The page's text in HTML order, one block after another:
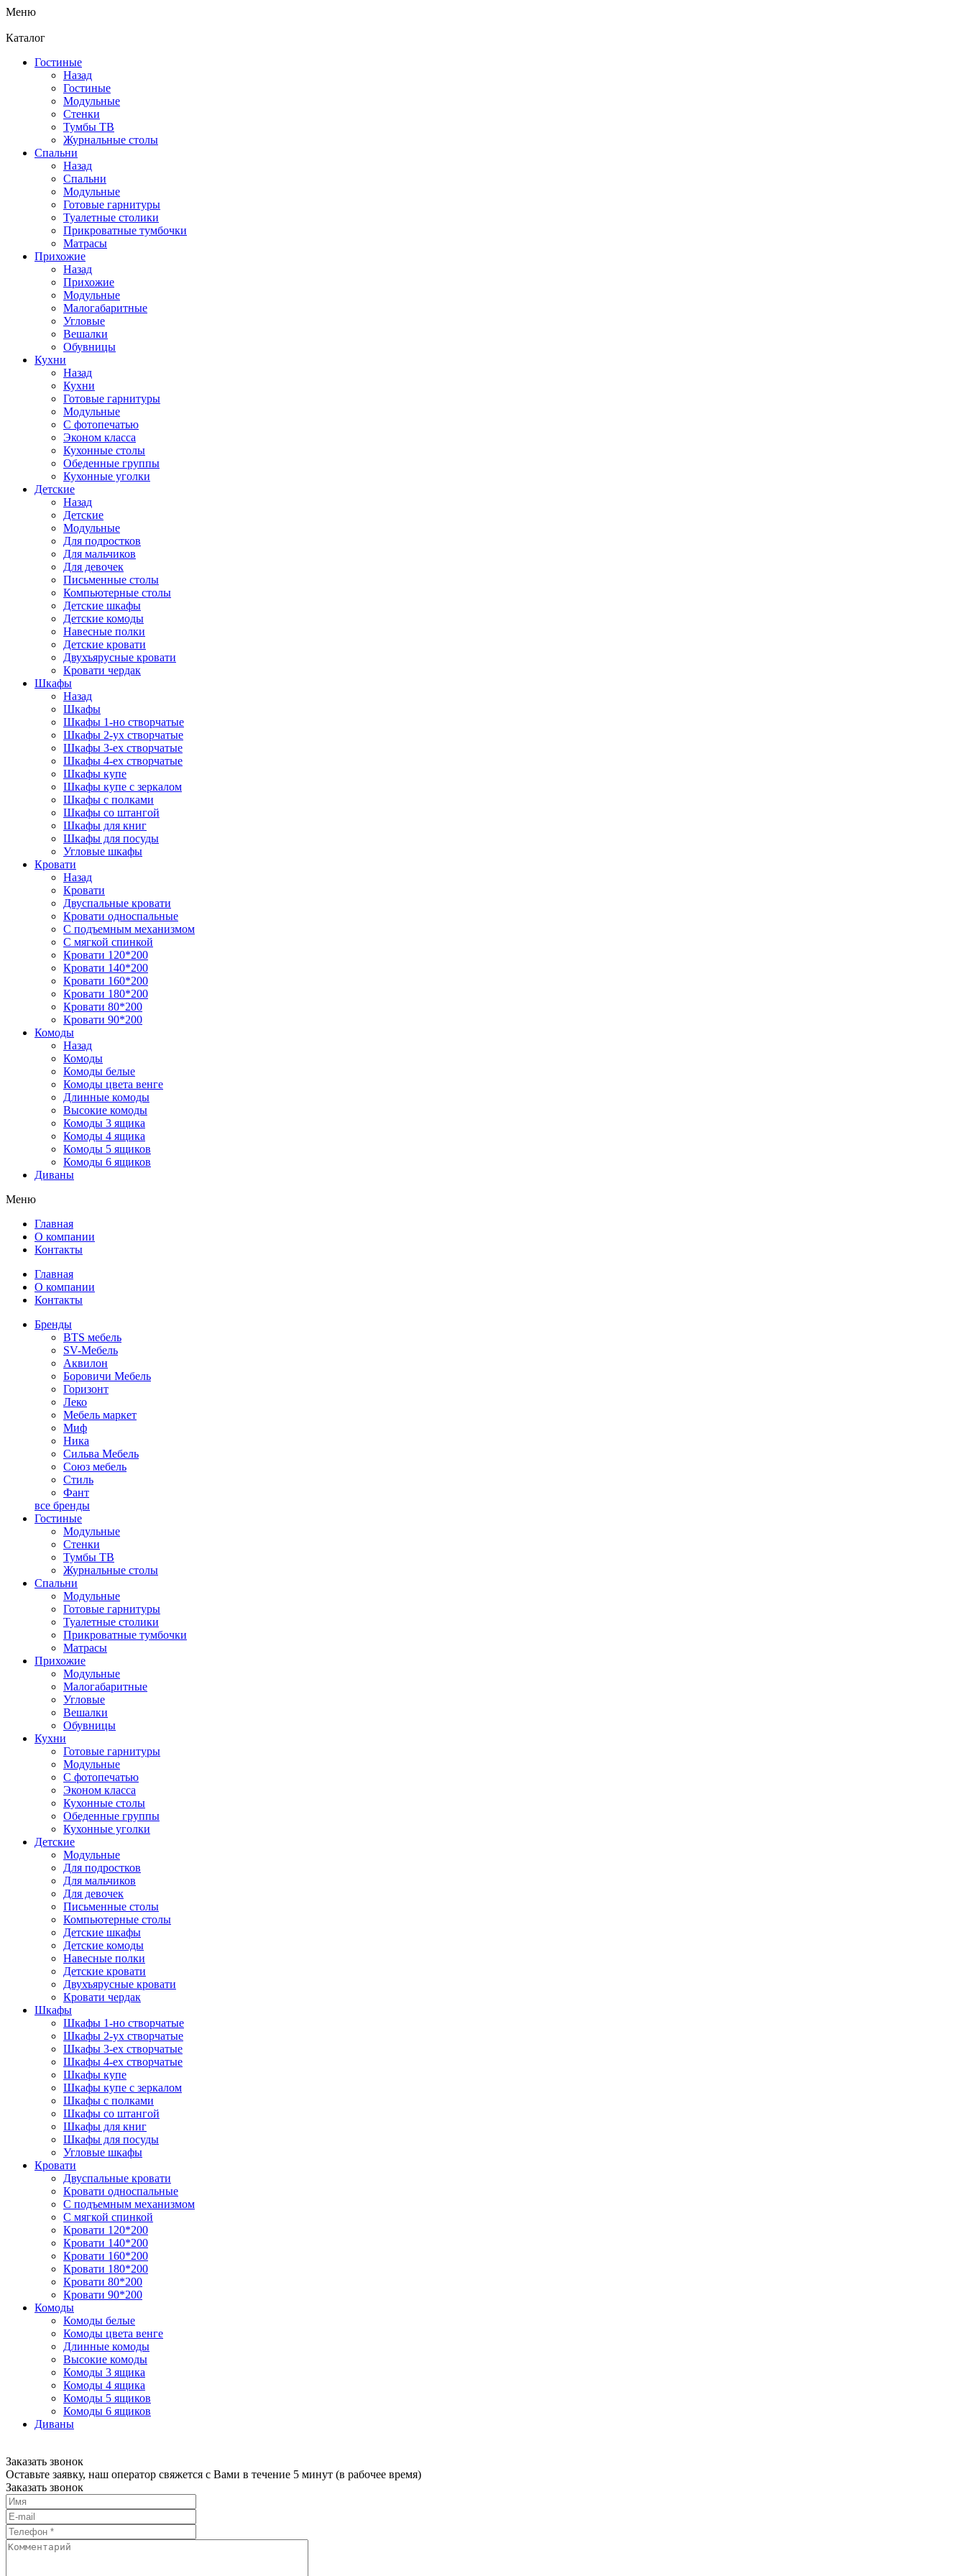
Меню
Каталог
Гостиные
Назад
Гостиные
Модульные
Стенки
Тумбы ТВ
Журнальные столы
Спальни
Назад
Спальни
Модульные
Готовые гарнитуры
Туалетные столики
Прикроватные тумбочки
Матрасы
Прихожие
Назад
Прихожие
Модульные
Малогабаритные
Угловые
Вешалки
Обувницы
Кухни
Назад
Кухни
Готовые гарнитуры
Модульные
С фотопечатью
Эконом класса
Кухонные столы
Обеденные группы
Кухонные уголки
Детские
Назад
Детские
Модульные
Для подростков
Для мальчиков
Для девочек
Письменные столы
Компьютерные столы
Детские шкафы
Детские комоды
Навесные полки
Детские кровати
Двухъярусные кровати
Кровати чердак
Шкафы
Назад
Шкафы
Шкафы 1-но створчатые
Шкафы 2-ух створчатые
Шкафы 3-ех створчатые
Шкафы 4-ех створчатые
Шкафы купе
Шкафы купе с зеркалом
Шкафы с полками
Шкафы со штангой
Шкафы для книг
Шкафы для посуды
Угловые шкафы
Кровати
Назад
Кровати
Двуспальные кровати
Кровати односпальные
С подъемным механизмом
С мягкой спинкой
Кровати 120*200
Кровати 140*200
Кровати 160*200
Кровати 180*200
Кровати 80*200
Кровати 90*200
Комоды
Назад
Комоды
Комоды белые
Комоды цвета венге
Длинные комоды
Высокие комоды
Комоды 3 ящика
Комоды 4 ящика
Комоды 5 ящиков
Комоды 6 ящиков
Диваны
Меню
Главная
О компании
Контакты
Главная
О компании
Контакты
Бренды
BTS мебель
SV-Мебель
Аквилон
Боровичи Мебель
Горизонт
Леко
Мебель маркет
Миф
Ника
Сильва Мебель
Союз мебель
Стиль
Фант
все бренды
Гостиные
Модульные
Стенки
Тумбы ТВ
Журнальные столы
Спальни
Модульные
Готовые гарнитуры
Туалетные столики
Прикроватные тумбочки
Матрасы
Прихожие
Модульные
Малогабаритные
Угловые
Вешалки
Обувницы
Кухни
Готовые гарнитуры
Модульные
С фотопечатью
Эконом класса
Кухонные столы
Обеденные группы
Кухонные уголки
Детские
Модульные
Для подростков
Для мальчиков
Для девочек
Письменные столы
Компьютерные столы
Детские шкафы
Детские комоды
Навесные полки
Детские кровати
Двухъярусные кровати
Кровати чердак
Шкафы
Шкафы 1-но створчатые
Шкафы 2-ух створчатые
Шкафы 3-ех створчатые
Шкафы 4-ех створчатые
Шкафы купе
Шкафы купе с зеркалом
Шкафы с полками
Шкафы со штангой
Шкафы для книг
Шкафы для посуды
Угловые шкафы
Кровати
Двуспальные кровати
Кровати односпальные
С подъемным механизмом
С мягкой спинкой
Кровати 120*200
Кровати 140*200
Кровати 160*200
Кровати 180*200
Кровати 80*200
Кровати 90*200
Комоды
Комоды белые
Комоды цвета венге
Длинные комоды
Высокие комоды
Комоды 3 ящика
Комоды 4 ящика
Комоды 5 ящиков
Комоды 6 ящиков
Диваны
Заказать звонок
Оставьте заявку, наш оператор свяжется с Вами в течение 5 минут (в рабочее время)
Заказать звонок